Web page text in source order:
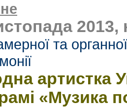
2013,
та
артистка
«Музика